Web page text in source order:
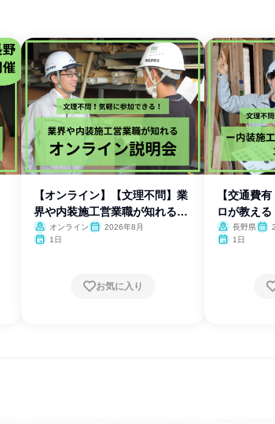
【オンライン】【文理不問】業
界や内装施工営業職が知れる説
明会オンライン
2026年8月
1日
お気に入り
【交通費
ロが教え
体験長野県
1日